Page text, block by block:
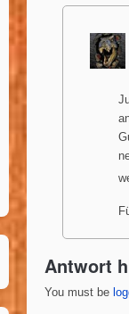
Antwort
You must be